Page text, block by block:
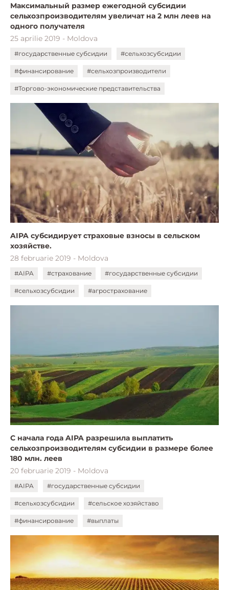
Максимальный размер ежегодной субсидии
сельхозпроизводителям увеличат на 2 млн леев на
одного получателя
25 aprilie 2019 - Moldova
#государственные субсидии #сельхозсубсидии
#финансирование #сельхозпроизводители
#Торгово-экономические представительства
AIPA субсидирует страховые взносы в сельском
хозяйстве.
28 februarie 2019 - Moldova
#AIPA #страхование #государственные субсидии
#сельхозсубсидии #агрострахование
С начала года AIPA разрешила выплатить
сельхозпроизводителям субсидии в размере более
180 млн. леев
20 februarie 2019 - Moldova
#AIPA #государственные субсидии
#сельхозсубсидии #сельское хозяйставо
#финансирование #выплаты